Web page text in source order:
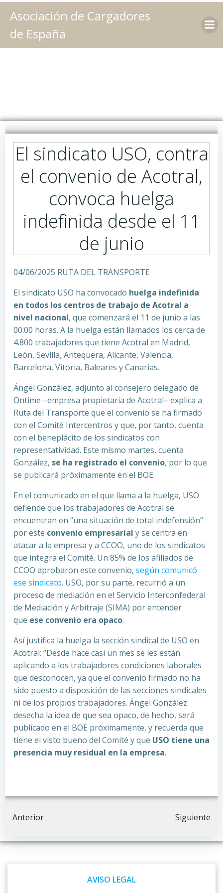
Saltar
al
Asociación de Cargadores
de España
El sindicato USO, contra
el convenio de Acotral,
convoca huelga
indefinida desde el 11
de junio
04/06/2025 RUTA DEL TRANSPORTE
El sindicato USO ha convocado huelga indefinida
en todos los centros de trabajo de Acotral a
nivel nacional, que comenzará el 11 de junio a las
00:00 horas. A la huelga están llamados los cerca de
4.800 trabajadores que tiene Acotral en Madrid,
León, Sevilla, Antequera, Alicante, Valencia,
Barcelona, Vitoria, Baleares y Canarias.
Ángel González, adjunto al consejero delegado de
Ontime –empresa propietaria de Acotral– explica a
Ruta del Transporte que el convenio se ha firmado
con el Comité Intercentros y que, por tanto, cuenta
con el beneplácito de los sindicatos con
representatividad. Este mismo martes, cuenta
González, se ha registrado el convenio, por lo que
se publicará próximamente en el BOE.
En el comunicado en el que llama a la huelga, USO
defiende que los trabajadores de Acotral se
encuentran en “una situación de total indefensión”
por este convenio empresarial y se centra en
atacar a la empresa y a CCOO, uno de los sindicatos
que integra el Comité. Un 85% de los afiliados de
CCOO aprobaron este convenio, según comunicó
ese sindicato. USO, por su parte, recurrió a un
proceso de mediación en el Servicio Interconfederal
de Mediación y Arbitraje (SIMA) por entender
que ese convenio era opaco.
Así justifica la huelga la sección sindical de USO en
Acotral: “Desde hace casi un mes se les están
aplicando a los trabajadores condiciones laborales
que desconocen, ya que el convenio firmado no ha
sido puesto a disposición de las secciones sindicales
ni de los propios trabajadores. Ángel González
desecha la idea de que sea opaco, de hecho, será
publicado en el BOE próximamente, y recuerda que
tiene el visto bueno del Comité y que USO tiene una
presencia muy residual en la empresa.
Navegación
por
Anterior
Navegación
por
las
Siguiente
AVISO LEGAL